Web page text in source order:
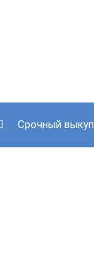
срочный выкуп